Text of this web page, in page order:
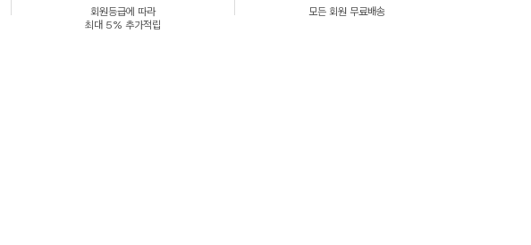
회원등급에 따라
최대 5% 추가적립
모든 회원 무료배송